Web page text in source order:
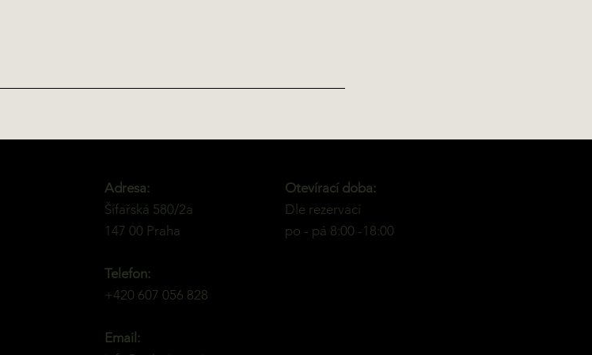
Adresa:
Šífařská 580/2a
147 00 Praha
Telefon:
+420 607 056 828
Email:
Otevírací doba:
Dle rezervací
po - pá 8:00 -18:00